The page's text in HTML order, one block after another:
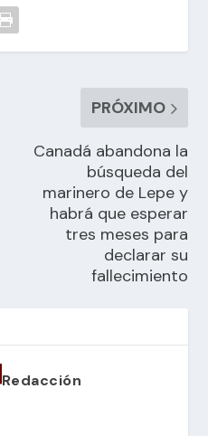
PRÓXIMO
Canadá abandona la
búsqueda del
marinero de Lepe y
habrá que esperar
tres meses para
declarar su
fallecimiento
Redacción